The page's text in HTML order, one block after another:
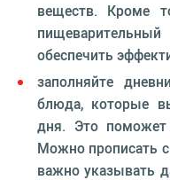
веществ. Кроме
обеспечить
заполняйте
блюда, которые
дня. Это
Можно прописать
важно указывать